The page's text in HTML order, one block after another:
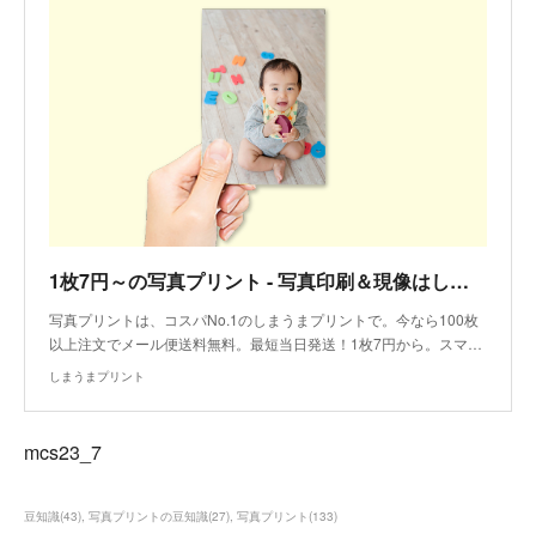
1枚7円～の写真プリント - 写真印刷＆現像はしまうまプリント
写真プリントは、コスパNo.1のしまうまプリントで。今なら100枚
以上注文でメール便送料無料。最短当日発送！1枚7円から。スマ…
しまうまプリント
mcs23_7
豆知識(43) 写真プリントの豆知識(27) 写真プリント (133)